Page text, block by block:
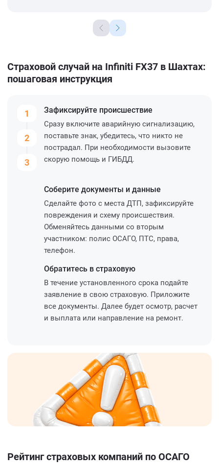
Страховой случай на Infiniti FX37 в Шахтах:
пошаговая инструкция
1
2
3
Зафиксируйте происшествие
Сразу включите аварийную сигнализацию,
поставьте знак, убедитесь, что никто не
пострадал. При необходимости вызовите
скорую помощь и ГИБДД.
Соберите документы и данные
Сделайте фото с места ДТП, зафиксируйте
повреждения и схему происшествия.
Обменяйтесь данными со вторым
участником: полис ОСАГО, ПТС, права,
телефон.
Обратитесь в страховую
В течение установленного срока подайте
заявление в свою страховую. Приложите
все документы. Далее будет осмотр, расчет
и выплата или направление на ремонт.
Рейтинг страховых компаний по ОСАГО